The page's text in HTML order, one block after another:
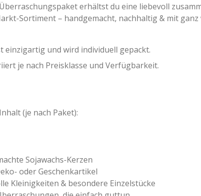
erhältst du eine liebevoll
Sortiment – handgemacht, nachhaltig & mit ganz
einzigartig und wird individuell gepackt.
je nach Preisklasse und Verfügbarkeit.
(je nach Paket):
Sojawachs-Kerzen
oder Geschenkartikel
Kleinigkeiten & besondere Einzelstücke